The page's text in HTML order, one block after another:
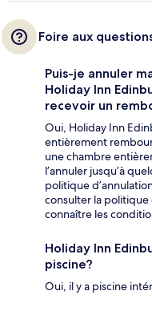
Foire aux
Puis-je annuler
Holiday Inn
recevoir un
Oui, Holiday Inn
entièrement
une chambre
l’annuler jusqu’à
politique
consulter la politique
connaître les
Holiday Inn
piscine?
Oui, il y a piscine